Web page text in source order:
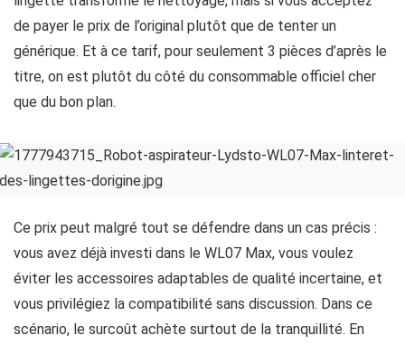
de payer le prix de l’original plutôt que de tenter un
générique. Et à ce tarif, pour seulement 3 pièces d’après le
titre, on est plutôt du côté du consommable officiel cher
que du bon plan.
Ce prix peut malgré tout se défendre dans un cas précis :
vous avez déjà investi dans le WL07 Max, vous voulez
éviter les accessoires adaptables de qualité incertaine, et
vous privilégiez la compatibilité sans discussion. Dans ce
scénario, le surcoût achète surtout de la tranquillité. En